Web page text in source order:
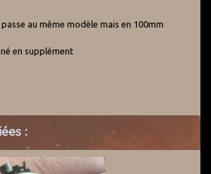
au même modèle mais en 100mm
en supplément
: